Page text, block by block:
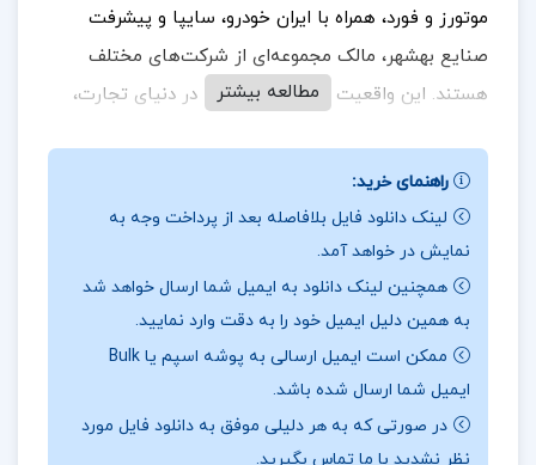
موتورز و فورد، همراه با ایران خودرو، سایپا و پیشرفت
صنایع بهشهر، مالک مجموعه‌ای از شرکت‌های مختلف
هستند. این واقعیت نشان می‌دهد که در دنیای تجارت،
فراتر از آنچه در ابتدا به نظر می‌رسد، عمل می‌کنند.
خرید فایل های بیشتر پروژه کده را دنبال کنید.
درباره نویسنده جزوه حسابداری پیشرفته دو :
شرکت‌های بزرگ به تهیه صورت‌های مالی تلفیقی اقدام
می‌کنند، اما درک واقعی از ساختار این شرکت‌ها معمولاً
نادیده گرفته می‌شود. بسیاری از افراد تصور می‌کنند که
مطالعه بیشتر
راهنمای خرید:
لینک دانلود فایل بلافاصله بعد از پرداخت وجه به
نمایش در خواهد آمد.
همچنین لینک دانلود به ایمیل شما ارسال خواهد شد
به همین دلیل ایمیل خود را به دقت وارد نمایید.
ممکن است ایمیل ارسالی به پوشه اسپم یا Bulk
ایمیل شما ارسال شده باشد.
در صورتی که به هر دلیلی موفق به دانلود فایل مورد
نظر نشدید با ما تماس بگیرید.